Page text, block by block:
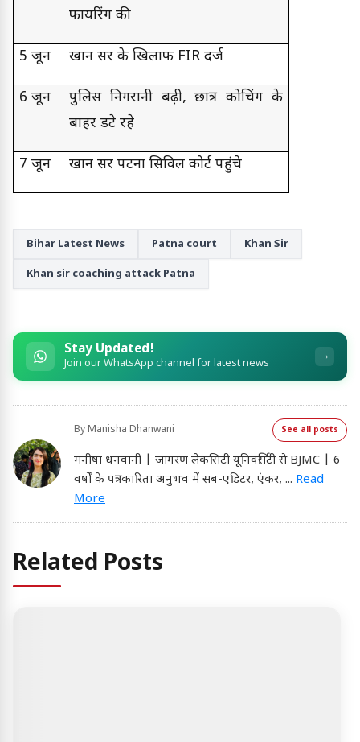
फायरिंग की
5 जून खान सर के खिलाफ FIR दर्ज
6 जून
पुलिस निगरानी बढ़ी, छात्र कोचिंग के
बाहर डटे रहे
7 जून खान सर पटना सिविल कोर्ट पहुंचे
Bihar Latest News Patna court Khan Sir
Khan sir coaching attack Patna
Stay Updated!
Join our WhatsApp channel for latest news →
By Manisha Dhanwani See all posts
मनीषा धनवानी | जागरण लेकसिटी यूनिवर्सिटी से BJMC | 6
वर्षों के पत्रकारिता अनुभव में सब-एडिटर, एंकर, ... Read
More
Related Posts